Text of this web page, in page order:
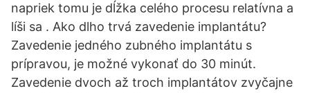
napriek tomu je dĺžka celého procesu relatívna a
líši sa . Ako dlho trvá zavedenie implantátu?
Zavedenie jedného zubného implantátu s
prípravou, je možné vykonať do 30 minút.
Zavedenie dvoch až troch implantátov zvyčajne